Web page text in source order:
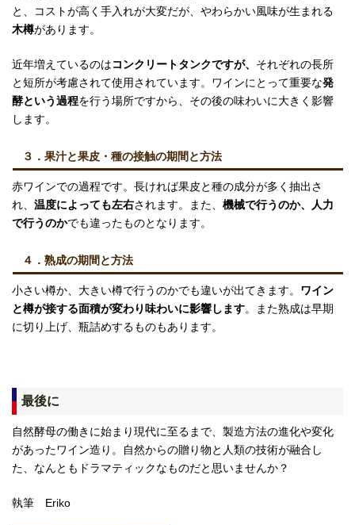
と、コストが高く手入れが大変だが、やわらかい風味が生まれる
木樽があります。
近年増えているのはコンクリートタンクですが、 それぞれの長所
と短所が考慮されて使用されています。ワインにとって重要な発
酵という過程を行う場所ですから、その後の味わいに大きく影響
します。
３．果汁と果皮・種の接触の期間と方法
赤ワインでの過程です。長ければ果皮と種の成分が多く抽出さ
れ、 温度によっても左右されます。また、 機械で行うのか、人力
で行うのかでも違ったものとなります。
４．熟成の期間と方法
小さい樽か、大きい樽で行うのかでも違いが出てきます。 ワイン
と樽が接する面積が変わり味わいに影響します。また熟成は早期
に切り上げ、瓶詰めするものもあります。
最後に
自然酵母の働きに始まり現代に至るまで、製造方法の進化や変化
があったワイン造り。自然からの贈り物と人類の技術が融合し
た、なんともドラマティックなものだと思いませんか？
執筆 Eriko